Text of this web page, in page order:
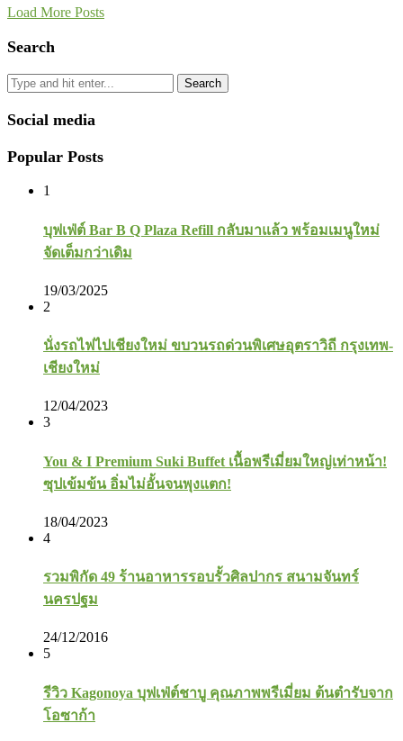
Load More Posts
Search
Search
Social media
Popular Posts
1
บุฟเฟ่ต์ Bar B Q Plaza Refill กลับมาแล้ว พร้อมเมนูใหม่
จัดเต็มกว่าเดิม
19/03/2025
2
นั่งรถไฟไปเชียงใหม่ ขบวนรถด่วนพิเศษอุตราวิถี กรุงเทพ-
เชียงใหม่
12/04/2023
3
You & I Premium Suki Buffet เนื้อพรีเมี่ยมใหญ่เท่าหน้า!
ซุปเข้มข้น อิ่มไม่อั้นจนพุงแตก!
18/04/2023
4
รวมพิกัด 49 ร้านอาหารรอบรั้วศิลปากร สนามจันทร์
นครปฐม
24/12/2016
5
รีวิว Kagonoya บุฟเฟ่ต์ชาบู คุณภาพพรีเมี่ยม ต้นตำรับจาก
โอซาก้า